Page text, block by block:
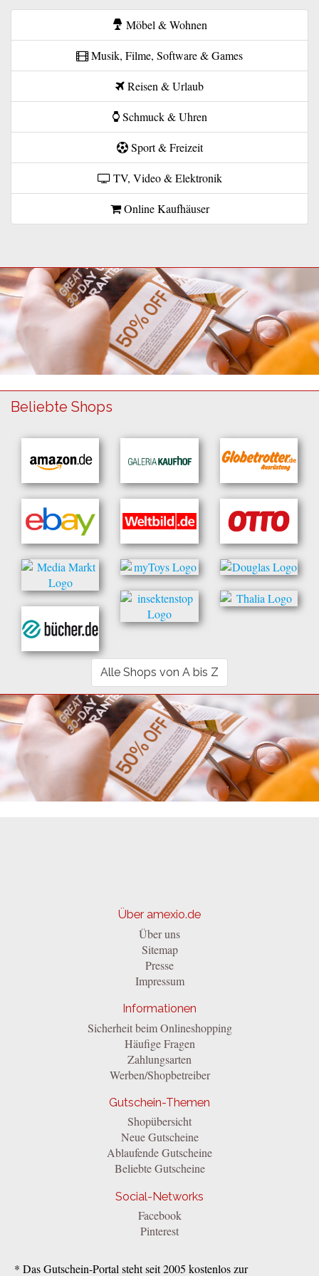
Möbel & Wohnen
Musik, Filme, Software & Games
Reisen & Urlaub
Schmuck & Uhren
Sport & Freizeit
TV, Video & Elektronik
Online Kaufhäuser
Beliebte Shops
Alle Shops von A bis Z
Über amexio.de
Über uns
Sitemap
Presse
Impressum
Informationen
Sicherheit beim Onlineshopping
Häufige Fragen
Zahlungsarten
Werben/Shopbetreiber
Gutschein-Themen
Shopübersicht
Neue Gutscheine
Ablaufende Gutscheine
Beliebte Gutscheine
Social-Networks
Facebook
Pinterest
* Das Gutschein-Portal steht seit 2005 kostenlos zur